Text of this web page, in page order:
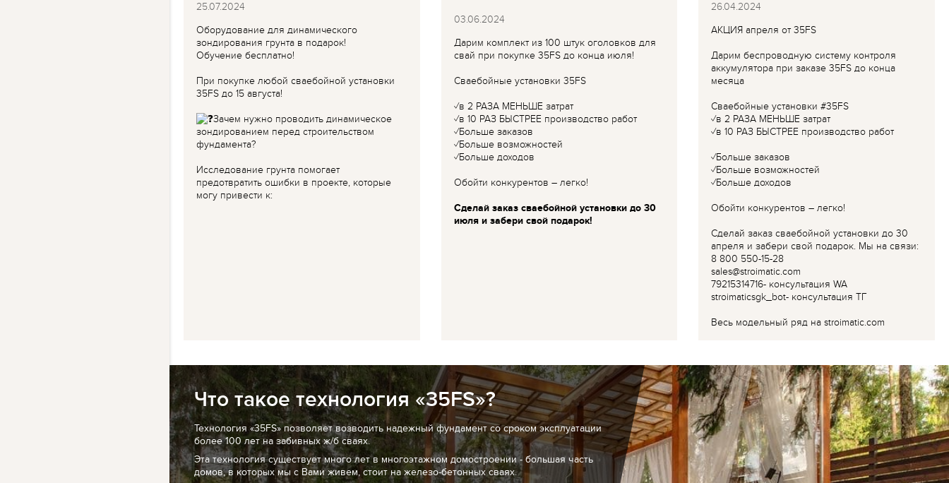
25.07.2024
Оборудование для динамического
зондирования грунта в подарок!
Обучение бесплатно!
При покупке любой сваебойной установки
35FS до 15 августа!
Зачем нужно проводить динамическое
зондированием перед строительством
фундамента?
Исследование грунта помогает
предотвратить ошибки в проекте, которые
могу привести к:
03.06.2024
Дарим комплект из 100 штук оголовков для
свай при покупке 35FS до конца июля!
Сваебойные установки 35FS
✓в 2 РАЗА МЕНЬШЕ затрат
✓в 10 РАЗ БЫСТРЕЕ производство работ
✓Больше заказов
✓Больше возможностей
✓Больше доходов
Обойти конкурентов – легко!
Сделай заказ сваебойной установки до 30
июля и забери свой подарок!
26.04.2024
АКЦИЯ апреля от 35FS
Дарим беспроводную систему контроля
аккумулятора при заказе 35FS до конца
месяца
Сваебойные установки #35FS
✓в 2 РАЗА МЕНЬШЕ затрат
✓в 10 РАЗ БЫСТРЕЕ производство работ
✓Больше заказов
✓Больше возможностей
✓Больше доходов
Обойти конкурентов – легко!
Сделай заказ сваебойной установки до 30
апреля и забери свой подарок. Мы на связи:
8 800 550-15-28
sales@stroimatic.com
79215314716- консультация WA
stroimaticsgk_bot- консультация ТГ
Весь модельный ряд на stroimatic.com
Что такое технология «35FS»?
Технология «35FS» позволяет возводить надежный фундамент со сроком эксплуатации
более 100 лет на забивных ж/б сваях.
Эта технология существует много лет в многоэтажном домостроении - большая часть
домов, в которых мы с Вами живем, стоит на железо-бетонных сваях.